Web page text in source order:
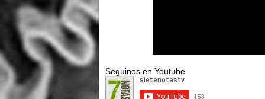
Seguinos en Youtube